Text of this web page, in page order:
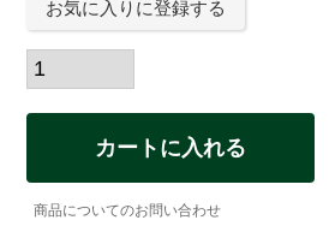
お気に入りに登録する
カートに入れる
商品についてのお問い合わせ